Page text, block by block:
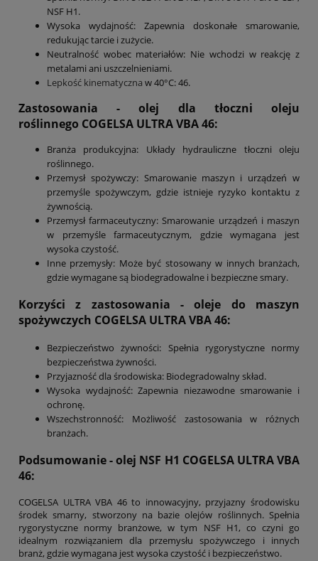
NSF H1.
Wysoka wydajność: Zapewnia doskonałe smarowanie,
redukując tarcie i zużycie.
Neutralność wobec materiałów: Nie wchodzi w reakcję z
metalami ani uszczelnieniami.
Lepkość kinematyczna w 40°C: 46.
Zastosowania - olej dla tłoczni oleju
roślinnego COGELSA ULTRA VBA 46:
Branża produkcyjna: Układy hydrauliczne tłoczni oleju
roślinnego.
Przemysł spożywczy: Smarowanie maszyn i urządzeń w
przemyśle spożywczym, gdzie istnieje ryzyko kontaktu z
żywnością.
Przemysł farmaceutyczny: Smarowanie urządzeń i maszyn
w przemyśle farmaceutycznym, gdzie wymagana jest
wysoka czystość.
Inne przemysły: Może być stosowany w innych branżach,
gdzie wymagane są biodegradowalne i bezpieczne smary.
Korzyści z zastosowania - oleje do maszyn
spożywczych COGELSA ULTRA VBA 46:
Bezpieczeństwo żywności: Spełnia rygorystyczne normy
bezpieczeństwa żywności.
Przyjazność dla środowiska: Biodegradowalny skład.
Wysoka wydajność: Zapewnia niezawodne smarowanie i
ochronę.
Wszechstronność: Możliwość zastosowania w różnych
branżach.
Podsumowanie - olej NSF H1 COGELSA ULTRA VBA
46:
COGELSA ULTRA VBA 46 to innowacyjny, przyjazny środowisku
środek smarny, stworzony na bazie olejów roślinnych. Spełnia
rygorystyczne normy branżowe, w tym NSF H1, co czyni go
idealnym rozwiązaniem dla przemysłu spożywczego i innych
branż, gdzie wymagana jest wysoka czystość i bezpieczeństwo.